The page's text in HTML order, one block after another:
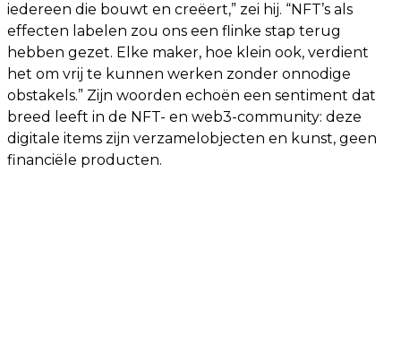
iedereen die bouwt en creëert,” zei hij. “NFT’s als
effecten labelen zou ons een flinke stap terug
hebben gezet. Elke maker, hoe klein ook, verdient
het om vrij te kunnen werken zonder onnodige
obstakels.” Zijn woorden echoën een sentiment dat
breed leeft in de NFT- en web3-community: deze
digitale items zijn verzamelobjecten en kunst, geen
financiële producten.